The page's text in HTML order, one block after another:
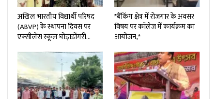
अखिल भारतीय विद्यार्थी परिषद
(ABVP) के स्थापना दिवस पर
एक्सीलेंस स्कूल घोड़ाडोंगरी…
*बैंकिंग क्षेत्र में रोजगार के अवसर
विषय पर कॉलेज में कार्यक्रम का
आयोजन,*